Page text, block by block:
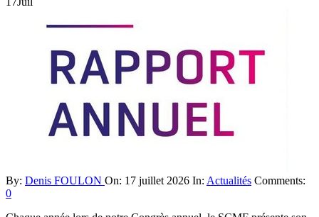
By: Denis FOULON On: 17 juillet 2026 In: Actualités Comments:
0